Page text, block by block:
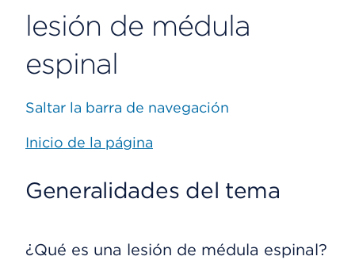
lesión de médula
espinal
Saltar la barra de navegación
Inicio de la página
Generalidades del tema
¿Qué es una lesión de médula espinal?